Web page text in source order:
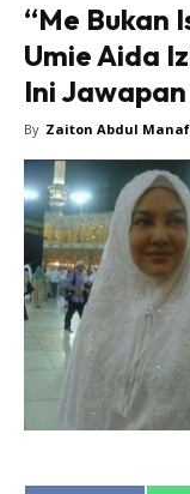
“Me Bukan
Umie Aida
Ini
By Zaiton Abdul Manaf